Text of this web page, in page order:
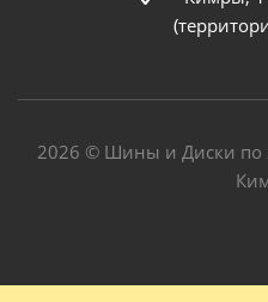
2026 © Шины и Диски по